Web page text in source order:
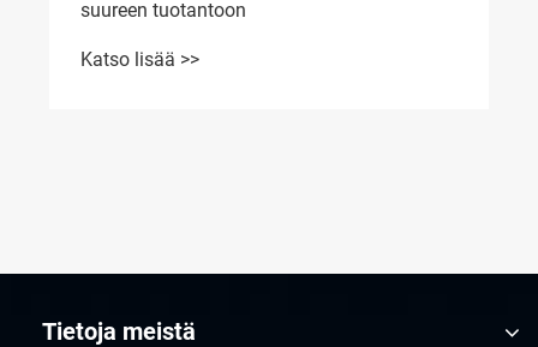
suureen tuotantoon
Katso lisää >>
Tietoja meistä